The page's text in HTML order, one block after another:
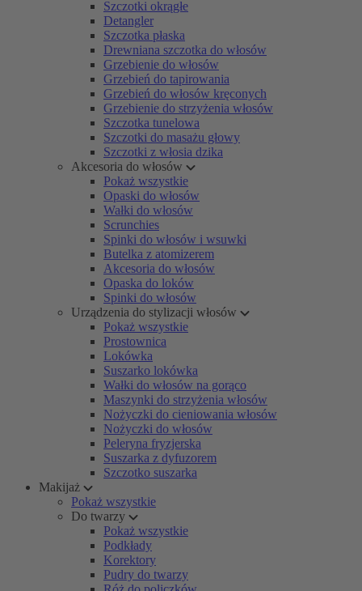
Szczotki okrągłe
Detangler
Szczotka płaska
Drewniana szczotka do włosów
Grzebienie do włosów
Grzebień do tapirowania
Grzebień do włosów kręconych
Grzebienie do strzyżenia włosów
Szczotka tunelowa
Szczotki do masażu głowy
Szczotki z włosia dzika
Akcesoria do włosów
Pokaż wszystkie
Opaski do włosów
Wałki do włosów
Scrunchies
Spinki do włosów i wsuwki
Butelka z atomizerem
Akcesoria do włosów
Opaska do loków
Spinki do włosów
Urządzenia do stylizacji włosów
Pokaż wszystkie
Prostownica
Lokówka
Suszarko lokówka
Wałki do włosów na gorąco
Maszynki do strzyżenia włosów
Nożyczki do cieniowania włosów
Nożyczki do włosów
Peleryna fryzjerska
Suszarka z dyfuzorem
Szczotko suszarka
Makijaż
Pokaż wszystkie
Do twarzy
Pokaż wszystkie
Podkłady
Korektory
Pudry do twarzy